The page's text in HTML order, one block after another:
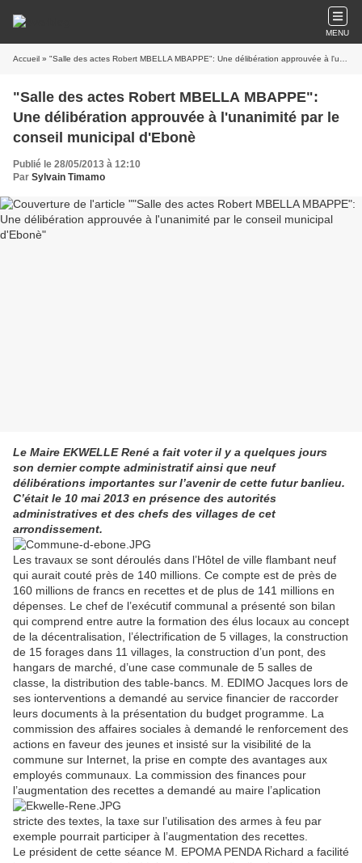
MENU
Accueil » "Salle des actes Robert MBELLA MBAPPE": Une délibération approuvée à l'unanimité par le conseil municipal d'Ebonè
"Salle des actes Robert MBELLA MBAPPE":
Une délibération approuvée à l'unanimité par le
conseil municipal d'Ebonè
Publié le 28/05/2013 à 12:10
Par Sylvain Timamo
Le Maire EKWELLE René a fait voter il y a quelques jours
son dernier compte administratif ainsi que neuf
délibérations importantes sur l’avenir de cette futur banlieu.
C’était le 10 mai 2013 en présence des autorités
administratives et des chefs des villages de cet
arrondissement.
Les travaux se sont déroulés dans l’Hôtel de ville flambant neuf
qui aurait couté près de 140 millions. Ce compte est de près de
160 millions de francs en recettes et de plus de 141 millions en
dépenses. Le chef de l’exécutif communal a présenté son bilan
qui comprend entre autre la formation des élus locaux au concept
de la décentralisation, l’électrification de 5 villages, la construction
de 15 forages dans 11 villages, la construction d’un pont, des
hangars de marché, d’une case communale de 5 salles de
classe, la distribution des table-bancs. M. EDIMO Jacques lors de
ses ionterventions a demandé au service financier de raccorder
leurs documents à la présentation du budget programme. La
commission des affaires sociales à demandé le renforcement des
actions en faveur des jeunes et insisté sur la visibilité de la
commune sur Internet, la prise en compte des avantages aux
employés communaux. La commission des finances pour
l’augmentation des recettes a demandé au maire l’aplication
stricte des textes, la taxe sur l’utilisation des armes à feu par
exemple pourrait participer à l’augmentation des recettes.
Le président de cette séance M. EPOMA PENDA Richard a facilité